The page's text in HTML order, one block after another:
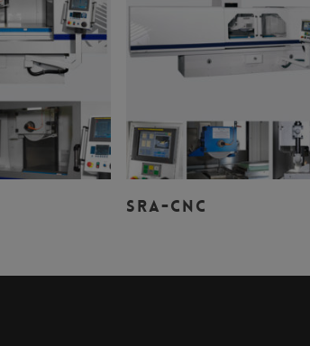
SRA-CNC